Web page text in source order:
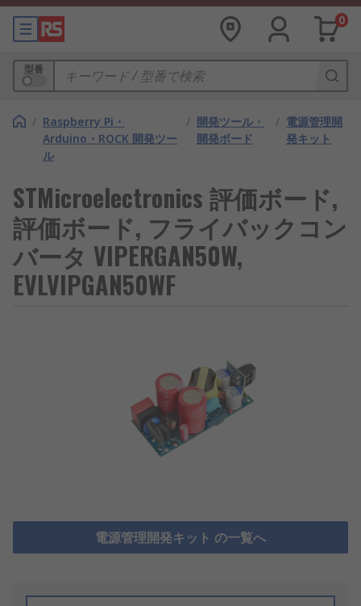
0
型番
/ Raspberry Pi・
Arduino・ROCK 開発ツー
ル
/ 開発ツール・
開発ボード
/ 電源管理開
発キット
STMicroelectronics 評価ボード,
評価ボード, フライバックコン
バータ VIPERGAN50W,
EVLVIPGAN50WF
電源管理開発キット の一覧へ